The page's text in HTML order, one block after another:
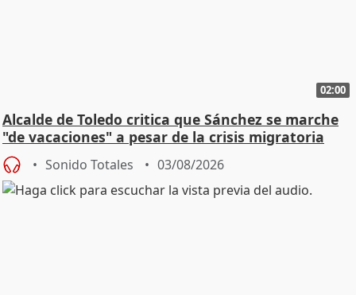
02:00
Alcalde de Toledo critica que Sánchez se marche
"de vacaciones" a pesar de la crisis migratoria
Sonido Totales 03/08/2026